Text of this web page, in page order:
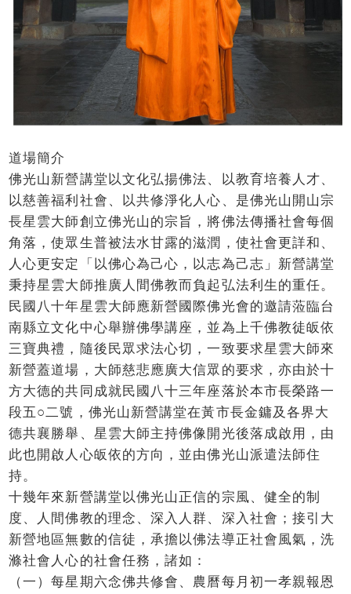
道場簡介
佛光山新營講堂以文化弘揚佛法、以教育培養人才、
以慈善福利社會、以共修淨化人心、是佛光山開山宗
長星雲大師創立佛光山的宗旨，將佛法傳播社會每個
角落，使眾生普被法水甘露的滋潤，使社會更詳和、
人心更安定「以佛心為己心，以志為己志」新營講堂
秉持星雲大師推廣人間佛教而負起弘法利生的重任。
民國八十年星雲大師應新營國際佛光會的邀請蒞臨台
南縣立文化中心舉辦佛學講座，並為上千佛教徒皈依
三寶典禮，隨後民眾求法心切，一致要求星雲大師來
新營蓋道場，大師慈悲應廣大信眾的要求，亦由於十
方大德的共同成就民國八十三年座落於本市長榮路一
段五○二號，佛光山新營講堂在黃市長金鏞及各界大
德共襄勝舉、星雲大師主持佛像開光後落成啟用，由
此也開啟人心皈依的方向，並由佛光山派遣法師住
持。
十幾年來新營講堂以佛光山正信的宗風、健全的制
度、人間佛教的理念、深入人群、深入社會；接引大
新營地區無數的信徒，承擔以佛法導正社會風氣，洗
滌社會人心的社會任務，諸如：
（一）每星期六念佛共修會、農曆每月初一孝親報恩